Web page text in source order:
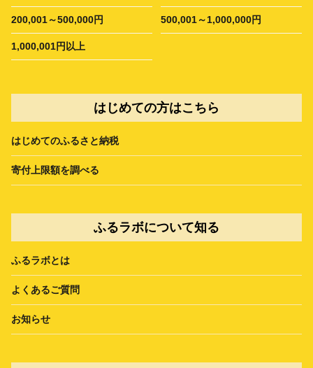
200,001～500,000円 500,001～1,000,000円
1,000,001円以上
はじめての方はこちら
はじめてのふるさと納税
寄付上限額を調べる
ふるラボについて知る
ふるラボとは
よくあるご質問
お知らせ